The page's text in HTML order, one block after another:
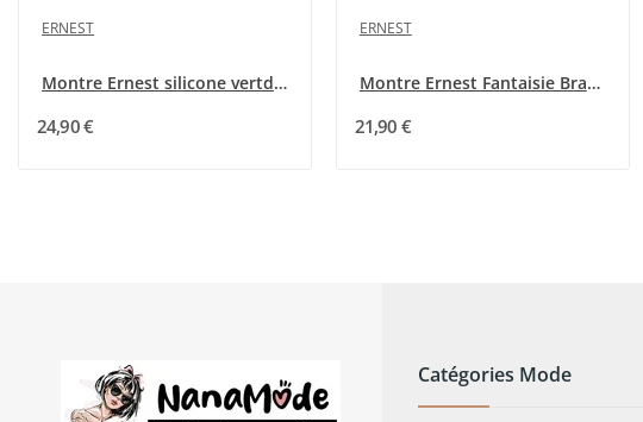
ERNEST
Montre Ernest silicone vertd'eau cadran strass
24,90 €
ERNEST
Montre Ernest Fantaisie Bracelet Silicone camel
21,90 €
Catégories Mode